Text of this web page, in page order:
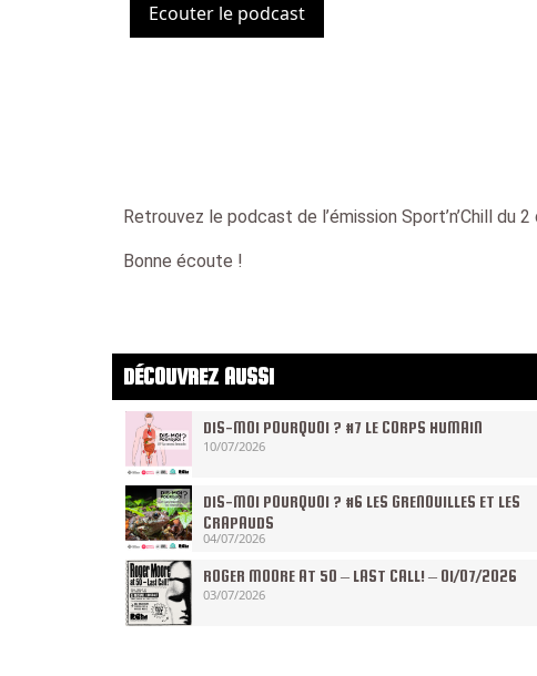
Ecouter le podcast
Retrouvez le podcast de l’émission Sport’n’Chill du
Bonne écoute !
DÉCOUVREZ AUSSI
DIS-MOI POURQUOI ? #7 LE CORPS HUMAIN
10/07/2026
DIS-MOI POURQUOI ? #6 LES GRENOUILLES ET LES
CRAPAUDS
04/07/2026
ROGER MOORE AT 50 – LAST CALL! – 01/07/2026
03/07/2026